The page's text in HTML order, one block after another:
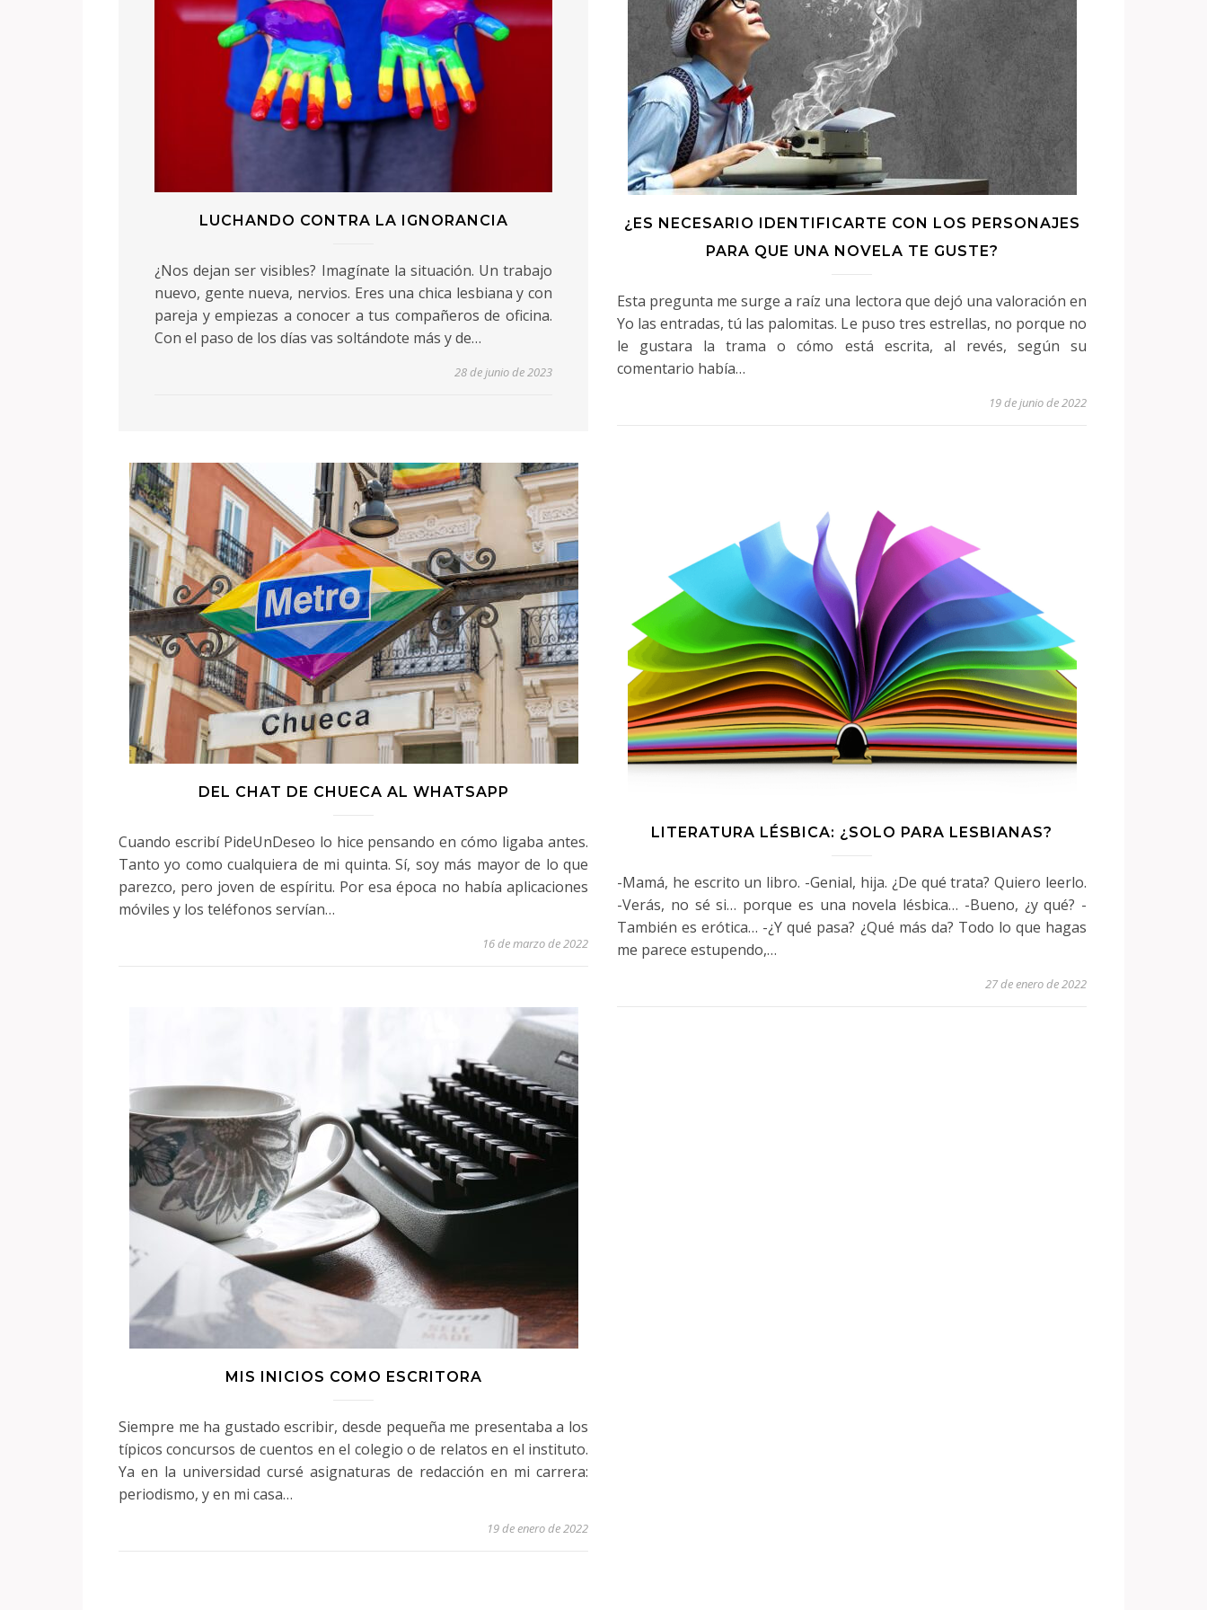
LUCHANDO CONTRA LA IGNORANCIA
¿Nos dejan ser visibles? Imagínate la situación. Un trabajo
nuevo, gente nueva, nervios. Eres una chica lesbiana y con
pareja y empiezas a conocer a tus compañeros de oficina.
Con el paso de los días vas soltándote más y de…
28 de junio de 2023
¿ES NECESARIO IDENTIFICARTE CON LOS PERSONAJES
PARA QUE UNA NOVELA TE GUSTE?
Esta pregunta me surge a raíz una lectora que dejó una valoración en
Yo las entradas, tú las palomitas. Le puso tres estrellas, no porque no
le gustara la trama o cómo está escrita, al revés, según su
comentario había…
19 de junio de 2022
DEL CHAT DE CHUECA AL WHATSAPP
Cuando escribí PideUnDeseo lo hice pensando en cómo ligaba antes.
Tanto yo como cualquiera de mi quinta. Sí, soy más mayor de lo que
parezco, pero joven de espíritu. Por esa época no había aplicaciones
móviles y los teléfonos servían…
16 de marzo de 2022
LITERATURA LÉSBICA: ¿SOLO PARA LESBIANAS?
-Mamá, he escrito un libro. -Genial, hija. ¿De qué trata? Quiero leerlo.
-Verás, no sé si… porque es una novela lésbica… -Bueno, ¿y qué? -
También es erótica… -¿Y qué pasa? ¿Qué más da? Todo lo que hagas
me parece estupendo,…
27 de enero de 2022
MIS INICIOS COMO ESCRITORA
Siempre me ha gustado escribir, desde pequeña me presentaba a los
típicos concursos de cuentos en el colegio o de relatos en el instituto.
Ya en la universidad cursé asignaturas de redacción en mi carrera:
periodismo, y en mi casa…
19 de enero de 2022